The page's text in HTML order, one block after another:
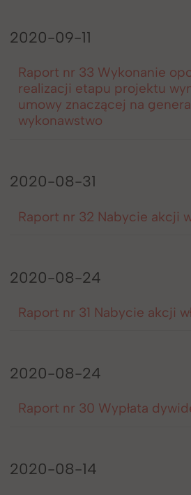
2020-09-11
Raport nr 33 Wykonanie
realizacji etapu projektu
umowy znaczącej na
wykonawstwo
2020-08-31
Raport nr 32 Nabycie akcji
2020-08-24
Raport nr 31 Nabycie akcji
2020-08-24
Raport nr 30 Wypłata
2020-08-14